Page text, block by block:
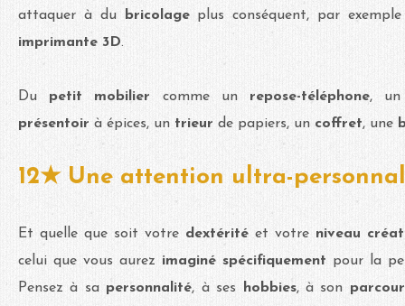
attaquer à du
bricolage plus conséquent, par
imprimante 3D.
Du petit mobilier comme un repose-téléphone,
présentoir à épices, un trieur de papiers, un coffret, une
12★ Une attention ultra-
Et quelle que soit votre dextérité et votre niveau
celui que vous aurez imaginé spécifiquement pour la
Pensez à sa personnalité, à ses hobbies, à son